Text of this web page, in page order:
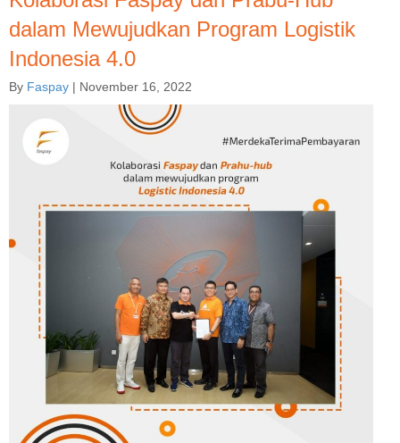
dalam Mewujudkan Program Logistik
Indonesia 4.0
By Faspay | November 16, 2022